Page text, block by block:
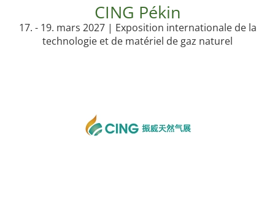
CING Pékin
17. - 19. mars 2027 | Exposition internationale de la
technologie et de matériel de gaz naturel